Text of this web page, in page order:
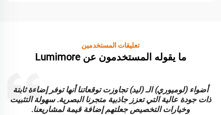
تعليقات المستخدمين
ما يقوله المستخدمون عن Lumimore
أضواء (لوميوري) الـ (ليد) تجاوزت توقعاتنا أنها توفر إضاءة ثابتة
ذات جودة عالية التي تعزز جاذبية متجرنا البصرية. سهولة التثبيت
وخيارات التخصيص جعلتهم إضافة قيمة لمشاريعنا.